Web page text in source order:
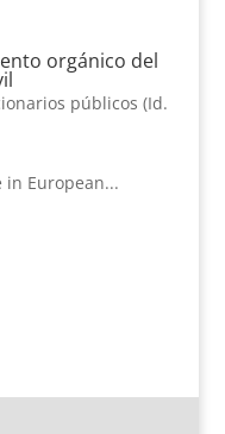
orgánico del
públicos (Id.
European...